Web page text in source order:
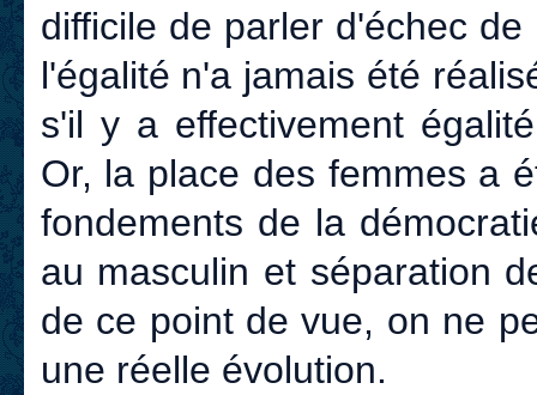
difficile de parler d'échec
l'égalité n'a jamais été
s'il y a effectivement
Or, la place des femmes a
fondements de la
au masculin et séparation
de ce point de vue, on ne
une réelle évolution.